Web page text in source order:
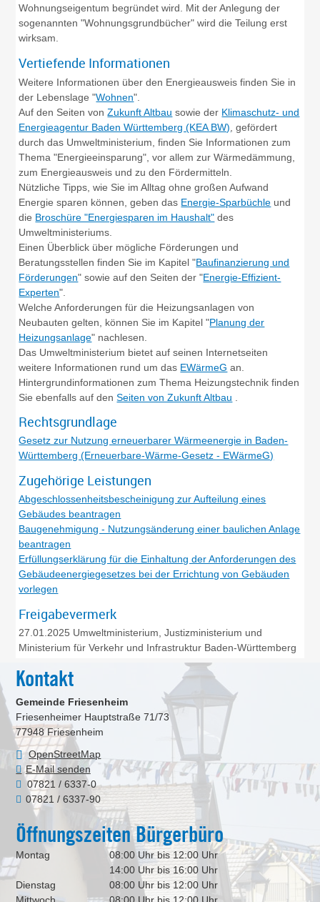
Wohnungseigentum begründet wird. Mit der Anlegung der
sogenannten "Wohnungsgrundbücher" wird die Teilung erst
wirksam.
Vertiefende Informationen
Weitere Informationen über den Energieausweis finden Sie in
der Lebenslage "Wohnen".
Auf den Seiten vonZukunft Altbau sowie der Klimaschutz- und
Energieagentur Baden Württemberg (KEA BW) , gefördert
durch das Umweltministerium, finden Sie Informationen zum
Thema "Energieeinsparung", vor allem zur Wärmedämmung,
zum Energieausweis und zu den Fördermitteln.
Nützliche Tipps, wie Sie im Alltag ohne großen Aufwand
Energie sparen können, geben das Energie-Sparbüchle und
die Broschüre "Energiesparen im Haushalt" des
Umweltministeriums.
Einen Überblick über mögliche Förderungen und
Beratungsstellen finden Sie im Kapitel "Baufinanzierung und
Förderungen" sowie auf den Seiten der "Energie-Effizient-
Experten".
Welche Anforderungen für die Heizungsanlagen von
Neubauten gelten, können Sie im Kapitel "Planung der
Heizungsanlage" nachlesen.
Das Umweltministerium bietet auf seinen Internetseiten
weitere Informationen rund um das EWärmeG an.
Hintergrundinformationen zum Thema Heizungstechnik finden
Sie ebenfalls auf denSeiten von Zukunft Altbau
Rechtsgrundlage
Gesetz zur Nutzung erneuerbarer Wärmeenergie in Baden-
Württemberg (Erneuerbare-Wärme-Gesetz - EWärmeG)
Zugehörige Leistungen
Abgeschlossenheitsbescheinigung zur Aufteilung eines
Gebäudes beantragen
Baugenehmigung - Nutzungsänderung einer baulichen Anlage
beantragen
Erfüllungserklärung für die Einhaltung der Anforderungen des
Gebäudeenergiegesetzes bei der Errichtung von Gebäuden
vorlegen
Freigabevermerk
27.01.2025 Umweltministerium, Justizministerium und
Ministerium für Verkehr und Infrastruktur Baden-Württemberg
Kontakt
Gemeinde Friesenheim
Friesenheimer Hauptstraße 71/73
77948 Friesenheim
OpenStreetMap
E-Mail senden
07821 / 6337-0
07821 / 6337-90
Öffnungszeiten Bürgerbüro
Montag
08:00 Uhr bis 12:00 Uhr
14:00 Uhr bis 16:00 Uhr
Dienstag
08:00 Uhr bis 12:00 Uhr
Mittwoch
08:00 Uhr bis 12:00 Uhr